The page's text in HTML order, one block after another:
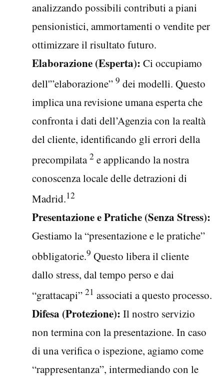
analizzando possibili contributi a piani
pensionistici, ammortamenti o vendite per
ottimizzare il risultato futuro.
Elaborazione (Esperta): Ci occupiamo
dell'”elaborazione” 9 dei modelli. Questo
implica una revisione umana esperta che
confronta i dati dell’Agenzia con la realtà
del cliente, identificando gli errori della
precompilata2 e applicando la nostra
conoscenza locale delle detrazioni di
Madrid.12
Presentazione e Pratiche (Senza Stress):
Gestiamo la “presentazione e le pratiche”
obbligatorie.9 Questo libera il cliente
dallo stress, dal tempo perso e dai
“grattacapi” 21 associati a questo processo.
Difesa (Protezione): Il nostro servizio
non termina con la presentazione. In caso
di una verifica o ispezione, agiamo come
“rappresentanza”, intermediando con le